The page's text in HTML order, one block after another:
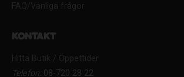
FAQ/Vanliga frågor
Kontakt
Hitta Butik / Öppettider
Telefon:08-720 28 22